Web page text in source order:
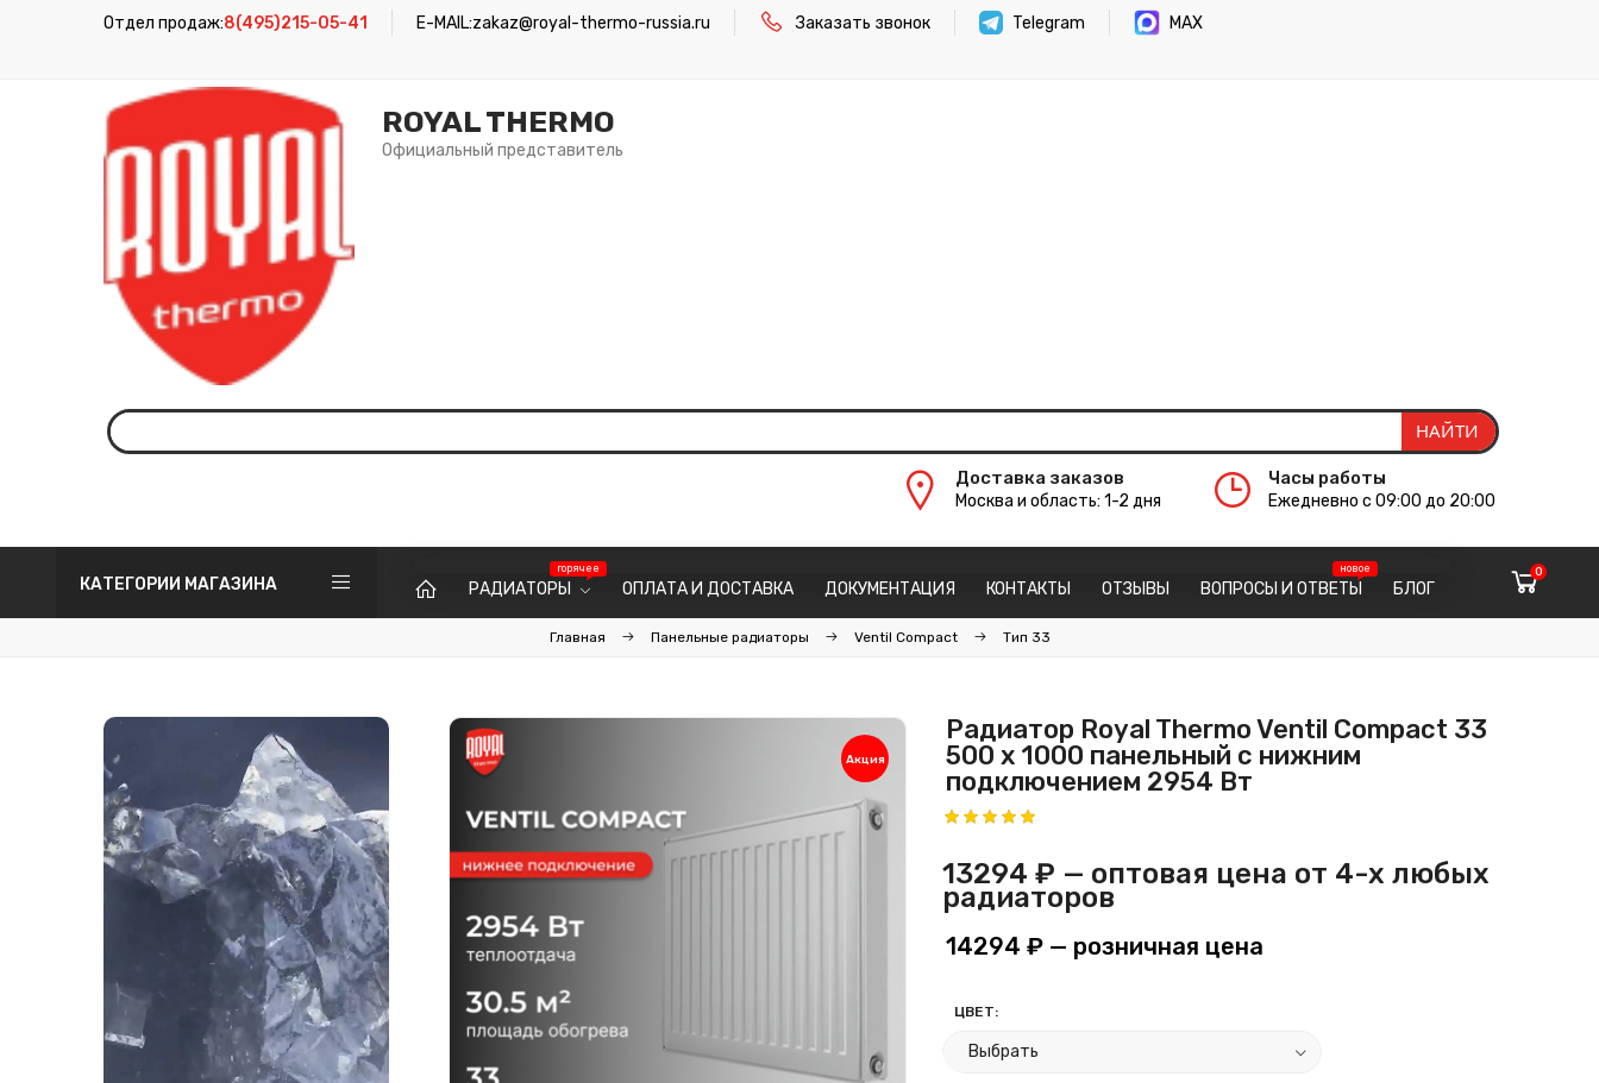
Отдел продаж:8(495)215-05-41 E-MAIL:zakaz@royal-thermo-russia.ru Заказать звонок Telegram MAX
ROYAL THERMO
Официальный представитель
Доставка заказов
Москва и область: 1-2 дня
Часы работы
Ежедневно с 09:00 до 20:00
КАТЕГОРИИ МАГАЗИНА РАДИАТОРЫ ОПЛАТА И ДОСТАВКА ДОКУМЕНТАЦИЯ КОНТАКТЫ ОТЗЫВЫ ВОПРОСЫ И ОТВЕТЫ БЛОГ
0
Главная Панельные радиаторы Ventil Compact Тип 33
Акция
Радиатор Royal Thermo Ventil Compact 33
500 х 1000 панельный с нижним
подключением 2954 Вт
13294 ₽ — оптовая цена от 4-х любых
радиаторов
14294 ₽ — розничная цена
ЦВЕТ: